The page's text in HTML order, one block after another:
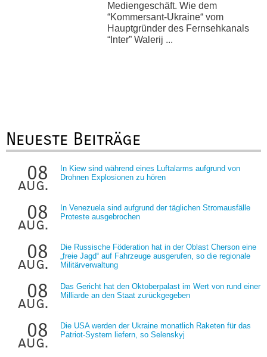
Mediengeschäft. Wie dem
“Kommersant-Ukraine“ vom
Hauptgründer des Fernsehkanals
“Inter” Walerij ...
Neueste Beiträge
08
aug.
In Kiew sind während eines Luftalarms aufgrund von
Drohnen Explosionen zu hören
08
aug.
In Venezuela sind aufgrund der täglichen Stromausfälle
Proteste ausgebrochen
08
aug.
Die Russische Föderation hat in der Oblast Cherson eine
„freie Jagd“ auf Fahrzeuge ausgerufen, so die regionale
Militärverwaltung
08
aug.
Das Gericht hat den Oktoberpalast im Wert von rund einer
Milliarde an den Staat zurückgegeben
08
aug.
Die USA werden der Ukraine monatlich Raketen für das
Patriot-System liefern, so Selenskyj